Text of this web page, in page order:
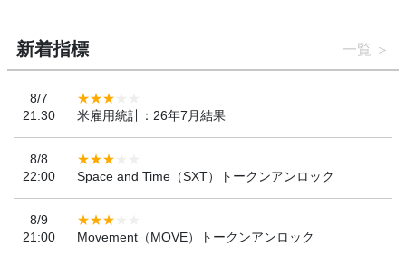
新着指標 一覧
8/7
21:30
米雇用統計：26年7月結果
8/8
22:00
Space and Time（SXT）トークンアンロック
8/9
21:00
Movement（MOVE）トークンアンロック